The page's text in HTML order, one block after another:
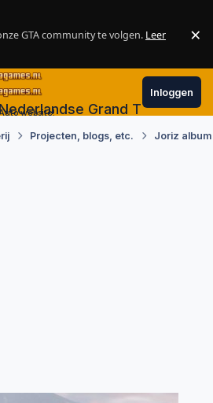
GTA community te volgen. Leer
×
Grand Theft Auto
website!
Inloggen
Projecten, blogs, etc. Joriz album